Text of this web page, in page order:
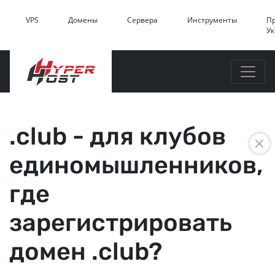
VPS Домены Сервера Инструменты
.club - для клубов
единомышленников,
где
зарегистрировать
домен .club?